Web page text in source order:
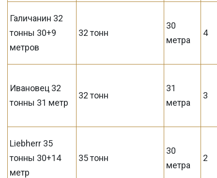
Галичанин 32
тонны 30+9
метров
32 тонн
30
метра
4
Ивановец 32
тонны 31 метр
32 тонн
31
метра
3
Liebherr 35
тонны 30+14
метр
35 тонн
30
метра
2